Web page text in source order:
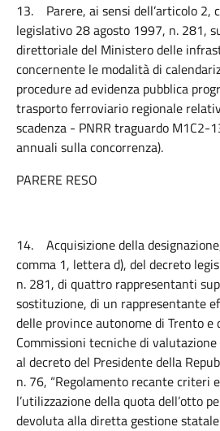
13. Parere, ai sensi dell’articolo 2,
legislativo 28 agosto 1997, n. 281,
direttoriale del Ministero delle
concernente le modalità di
procedure ad evidenza pubblica
trasporto ferroviario regionale
scadenza - PNRR traguardo M1C2-
annuali sulla concorrenza).
PARERE RESO
14. Acquisizione della
comma 1, lettera d), del decreto
n. 281, di quattro rappresentanti
sostituzione, di un rappresentante
delle province autonome di Trento e
Commissioni tecniche di
al decreto del Presidente della
n. 76, “Regolamento recante criteri
l’utilizzazione della quota dell’otto
devoluta alla diretta gestione